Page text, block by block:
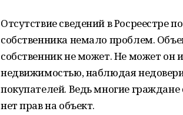
Отсутствие сведений в
собственника немало проблем.
собственник не может. Не может он
недвижимостью, наблюдая
покупателей. Ведь многие
нет прав на объект.